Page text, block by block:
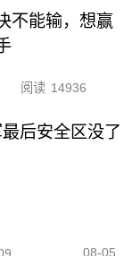
不能输，想赢
阅读 14936
后安全区没了
08-05